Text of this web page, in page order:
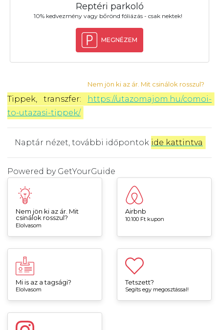
Reptéri parkoló
10% kedvezmény vagy bőrönd fóliázás - csak nektek!
MEGNÉZEM
Nem jön ki az ár. Mit csinálok rosszul?
Tippek, transzfer:
https://utazomajom.hu/comoi-
to-utazasi-tippek/
Naptár nézet, további időpontok ide kattintva
Powered by GetYourGuide
Nem jön ki az ár. Mit
csinálok rosszul?
Elolvasom
Airbnb
10.100 Ft kupon
Mi is az a tagsági?
Elolvasom
Tetszett?
Segíts egy megosztással!